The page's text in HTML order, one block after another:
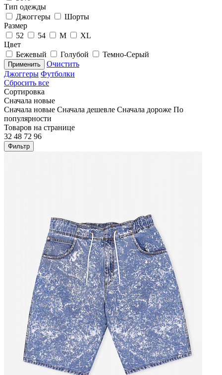
Тип одежды
Джоггеры
Шорты
Размер
52
54 M
XL
Цвет
Бежевый
Голубой Темно-Серый
Применить
Очистить
Джоггеры Футболки
Сбросить все
Сортировка
Сначала новые
Сначала новые Сначала дешевле Сначала дороже По
популярности
Товаров на странице
32 48 72 96
Фильтр